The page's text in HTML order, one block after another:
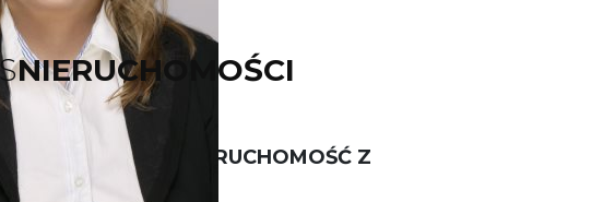
NIERUCHOMOŚCI
– NIERUCHOMOŚĆ Z
ROZBUDO